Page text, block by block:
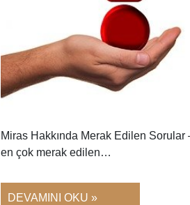
Miras Hakkında Merak Edilen Sorular
en çok merak edilen…
DEVAMINI OKU »